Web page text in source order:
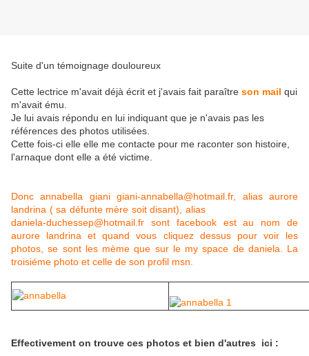
Suite d'un témoignage douloureux
Cette lectrice m'avait déjà écrit et j'avais fait paraître son mail qui
m'avait ému.
Je lui avais répondu en lui indiquant que je n'avais pas les
références des photos utilisées.
Cette fois-ci elle elle me contacte pour me raconter son histoire,
l'arnaque dont elle a été victime.
Donc annabella giani giani-annabella@hotmail.fr, alias aurore
landrina ( sa défunte mère soit disant), alias
daniela-duchessep@hotmail.fr sont facebook est au nom de
aurore landrina et quand vous cliquez dessus pour voir les
photos, se sont les mème que sur le my space de daniela. La
troisiéme photo et celle de son profil msn.
Effectivement on trouve ces photos et bien d'autres ici :